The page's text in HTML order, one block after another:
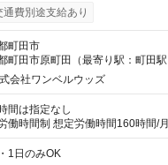
！（規定あり） ┗働いたその日に
ATMから 日払い分を引き落とせます！ 【試用
通費別途支給あり
町田市
町田市原町田（最寄り駅：町田駅
会社ワンベルウッズ
間は指定なし
時間制 想定労働時間160時間/月 【シフト例】 ・8：00
00
1日のみOK